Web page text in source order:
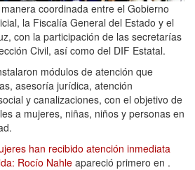
coordinada entre el Gobierno
la Fiscalía General del Estado y el
con la participación de las secretarías
Civil, así como del DIF Estatal.
módulos de atención que
asesoría jurídica, atención
y canalizaciones, con el objetivo de
a mujeres, niñas, niños y personas en
han recibido atención inmediata
Rocío Nahle apareció primero en .